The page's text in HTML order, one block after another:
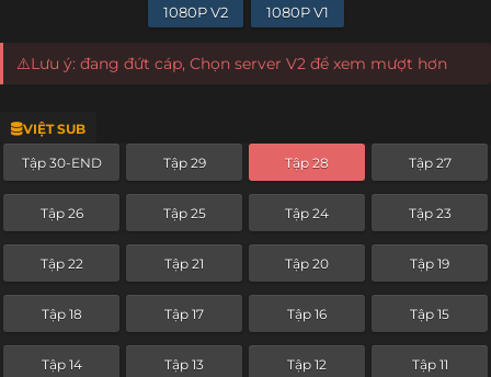
1080P V2 1080P V1
⚠️Lưu ý: đang đứt cáp, Chọn server V2 để xem mượt hơn
VIỆT SUB
Tập 30-END Tập 29 Tập 28 Tập 27
Tập 26 Tập 25 Tập 24 Tập 23
Tập 22 Tập 21 Tập 20 Tập 19
Tập 18 Tập 17 Tập 16 Tập 15
Tập 14 Tập 13 Tập 12 Tập 11